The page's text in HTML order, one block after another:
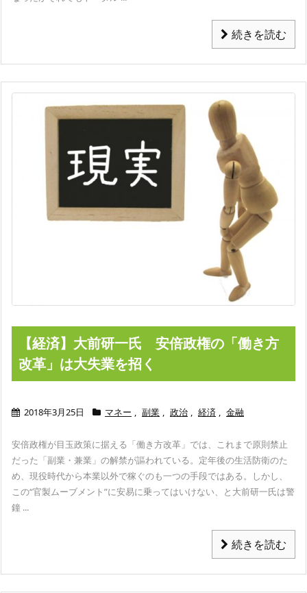
続きを読む
【経済】大前研一氏 安倍政権の「働き方
改革」は大失業を招く
2018年3月25日 マネー , 副業 , 政治 , 経済 , 金融
安倍政権が目玉政策に据える「働き方改革」では、これまで原則禁止
だった「副業・兼業」の解禁が謳われている。定年後の生活防衛のた
め、現役時代から本業以外で稼ぐのも一つの手段ではある。しかし、
この“官製ムーブメント”に安易に乗ってはいけない、と大前研一氏は警
鐘 ...
続きを読む